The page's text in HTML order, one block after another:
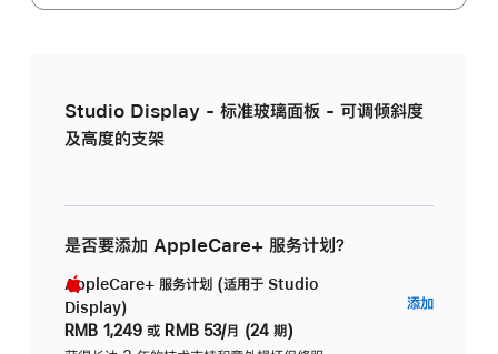
Studio Display - 标准玻璃面板 - 可调倾斜度
及高度的支架
是否要添加 AppleCare+ 服务计划？
AppleCare+ 服务计划 (适用于 Studio
Display)
RMB 1,249 或 RMB 53/月 (24 期)
添加